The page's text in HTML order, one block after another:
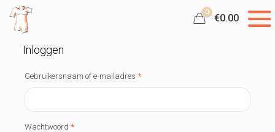
0
€0.00
Inloggen
Gebruikersnaam of e-mailadres *
Wachtwoord *